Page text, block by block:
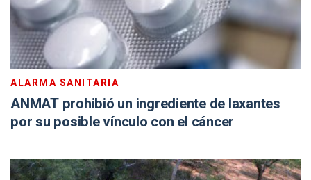
ALARMA SANITARIA
ANMAT prohibió un ingrediente de laxantes
por su posible vínculo con el cáncer